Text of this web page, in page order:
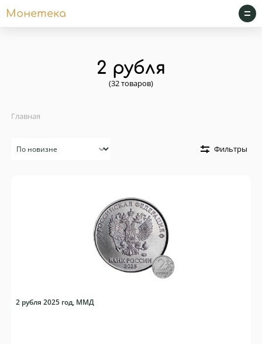
Монетека
2 рубля
(32 товаров)
Главная
Фильтры
2 рубля 2025 год, ММД